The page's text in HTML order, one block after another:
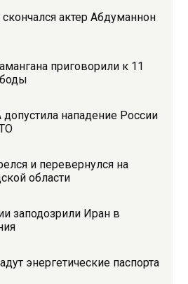
актер Абдуманнон
приговорили к 11
нападение России
и перевернулся на
области
заподозрили Иран в
энергетические паспорта